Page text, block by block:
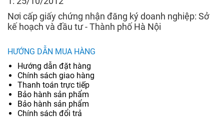
Nơi cấp giấy chứng nhận đăng ký doanh nghiệp: Sở
kế hoạch và đầu tư - Thành phố Hà Nội
HƯỚNG DẪN MUA HÀNG
Hướng dẫn đặt hàng
Chính sách giao hàng
Thanh toán trực tiếp
Bảo hành sản phẩm
Bảo hành sản phẩm
Chính sách đổi trả